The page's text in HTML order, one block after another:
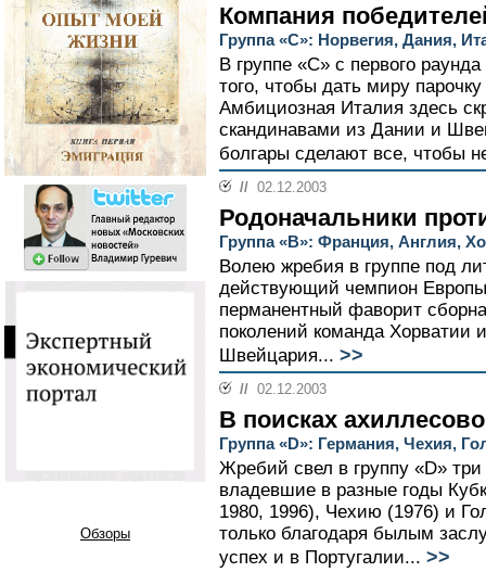
Обзоры
Компания
Группа «С»: Норвегия, Дания,
В группе «С» с первого
того, чтобы дать миру
Амбициозная Италия здесь
скандинавами из Дании и
болгары сделают все, чтобы
// 02.12.2003
Родоначальники
Группа «В»: Франция, Англия,
Волею жребия в группе под
действующий чемпион
перманентный фаворит
поколений команда Хорватии
Швейцария... >>
// 02.12.2003
В поисках
Группа «D»: Германия, Чехия,
Жребий свел в группу «D»
владевшие в разные годы
1980, 1996), Чехию (1976) и
только благодаря былым
успех и в Португалии... >>